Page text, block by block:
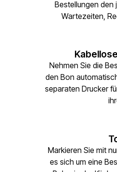
Bestellungen den
Wartezeiten,
Nehmen Sie die
den Bon
separaten Drucker
Markieren Sie mit
es sich um eine